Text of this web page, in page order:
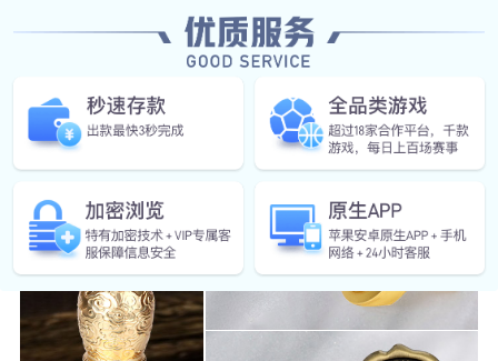
外观精美，匠心工艺，品质优良
锌合金瓶盖/瓶头
查看
锌合金插销/拉钉
查看